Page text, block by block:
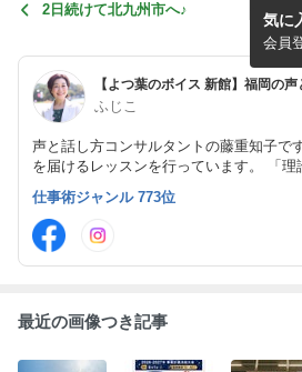
2日続けて北九州市へ♪
ふじこ
声と話し方コンサルタントの藤重知子で
を届けるレッスンを行っています。 「理
インド」であなたらしさが輝く話し方を
気に
会員
仕事術ジャンル 773位
最近の画像つき記事